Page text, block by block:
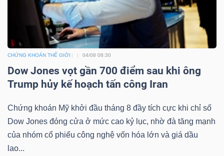
CHỨNG KHOÁN THẾ GIỚI 04/08 08:30
Dow Jones vọt gần 700 điểm sau khi ông
Trump hủy kế hoạch tấn công Iran
Chứng khoán Mỹ khởi đầu tháng 8 đầy tích cực khi chỉ số
Dow Jones đóng cửa ở mức cao kỷ lục, nhờ đà tăng mạnh
của nhóm cổ phiếu công nghệ vốn hóa lớn và giá dầu
lao...